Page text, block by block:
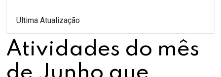
Ultima Atualização
Atividades do mês